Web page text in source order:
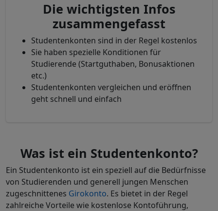
Die wichtigsten Infos
zusammengefasst
Studentenkonten sind in der Regel kostenlos
Sie haben spezielle Konditionen für
Studierende (Startguthaben, Bonusaktionen
etc.)
Studentenkonten vergleichen und eröffnen
geht schnell und einfach
Was ist ein Studentenkonto?
Ein Studentenkonto ist ein speziell auf die Bedürfnisse
von Studierenden und generell jungen Menschen
zugeschnittenes Girokonto. Es bietet in der Regel
zahlreiche Vorteile wie kostenlose Kontoführung,